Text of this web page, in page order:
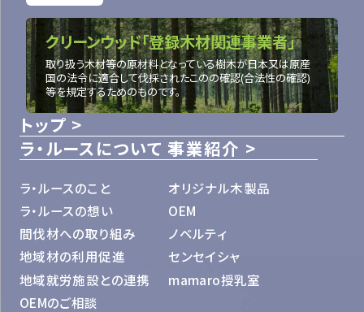
トップ
ラ・ルースについて
ラ・ルースのこと
ラ・ルースの想い
間伐材への取り組み
地域材の利用促進
地域就労施設との連携
OEMのご相談
事業紹介
オリジナル木製品
OEM
ノベルティ
センセイシャ
mamaro授乳室
クリーンウッド「登録木材関連事業者」
取り扱う木材等の原材料となっている樹木が日本又は原産
国の法令に適合して伐採されたこのの確認(合法性の確認)
等を規定するためのものです。